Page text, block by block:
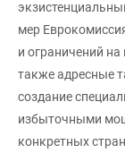
мер
и ограничений
также адресные
создание
избыточными
конкретных